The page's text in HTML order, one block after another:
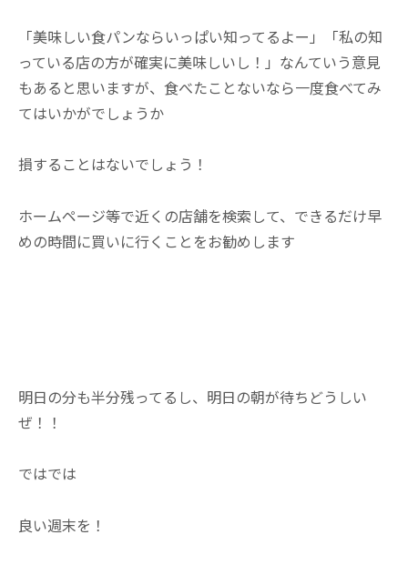
「美味しい食パンならいっぱい知ってるよー」「私の知
っている店の方が確実に美味しいし！」なんていう意見
もあると思いますが、食べたことないなら一度食べてみ
てはいかがでしょうか
損することはないでしょう！
ホームページ等で近くの店舗を検索して、できるだけ早
めの時間に買いに行くことをお勧めします
明日の分も半分残ってるし、明日の朝が待ちどうしい
ぜ！！
ではでは
良い週末を！